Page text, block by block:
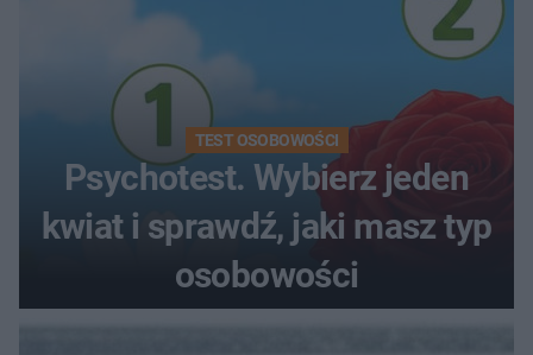
TEST OSOBOWOŚCI
Psychotest. Wybierz jeden
kwiat i sprawdź, jaki masz typ
osobowości